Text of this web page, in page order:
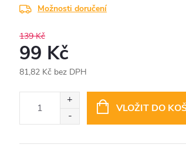
Možnosti doručení
139 Kč
99 Kč
81,82 Kč bez DPH
VLOŽIT DO